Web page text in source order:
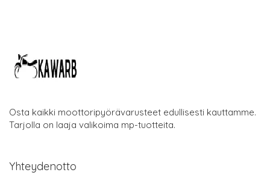
Osta kaikki moottoripyörävarusteet edullisesti kauttamme.
Tarjolla on laaja valikoima mp-tuotteita.
Yhteydenotto